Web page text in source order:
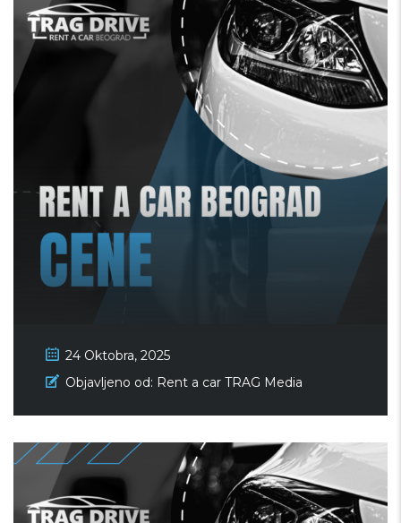
Rent a car Beograd cene – Trag
Drive
24 Oktobra, 2025
Objavljeno od: Rent a car TRAG Media